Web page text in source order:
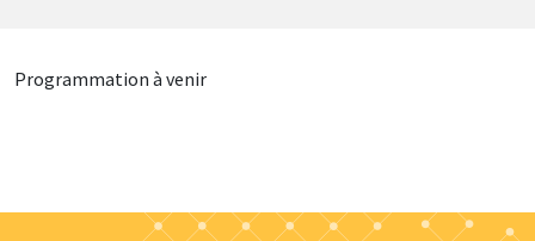
Programmation à venir